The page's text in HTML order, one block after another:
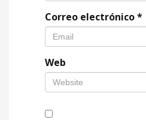
Correo electrónico*
Web